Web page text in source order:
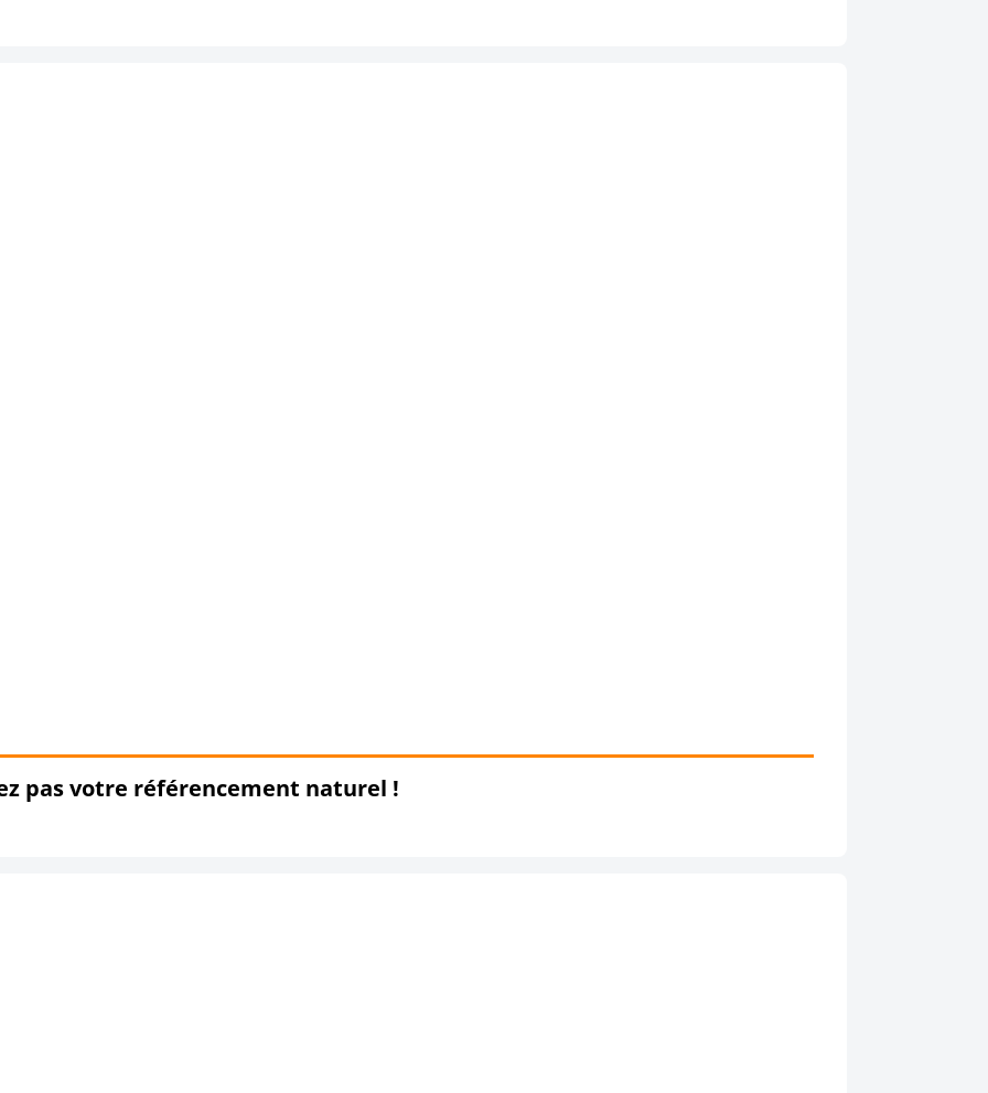
pas votre référencement naturel !